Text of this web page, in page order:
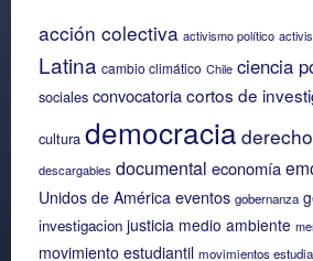
acción colectiva activismo político
Latina cambio climático Chile ciencia
sociales convocatoriacortos de
cultura democracia
descargables documental economía
Unidos de América eventos gobernanza
investigacion justicia medio ambiente
movimiento estudiantil movimientos